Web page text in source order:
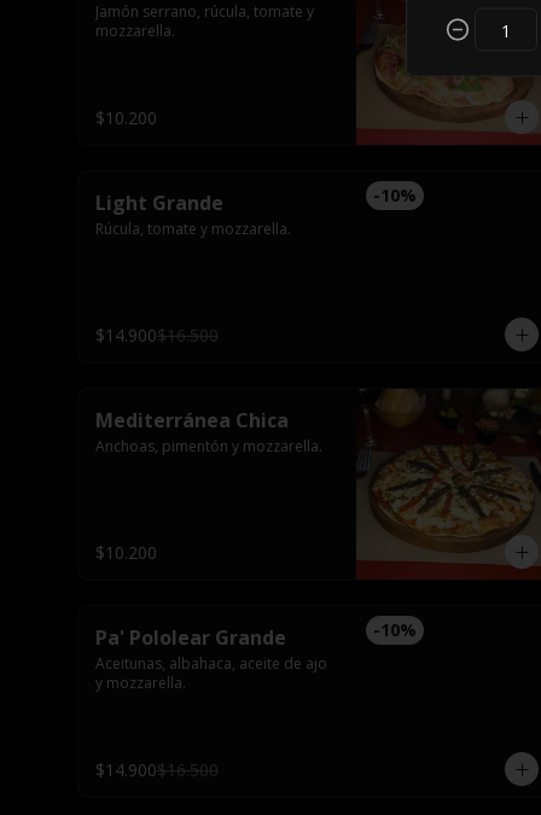
Jamón serrano, rúcula, tomate y
mozzarella.
$10.200
-10%
Light Grande
Rúcula, tomate y mozzarella.
$14.900$16.500
Mediterránea Chica
Anchoas, pimentón y mozzarella.
$10.200
-10%
Pa' Pololear Grande
Aceitunas, albahaca, aceite de ajo
y mozzarella.
$14.900$16.500